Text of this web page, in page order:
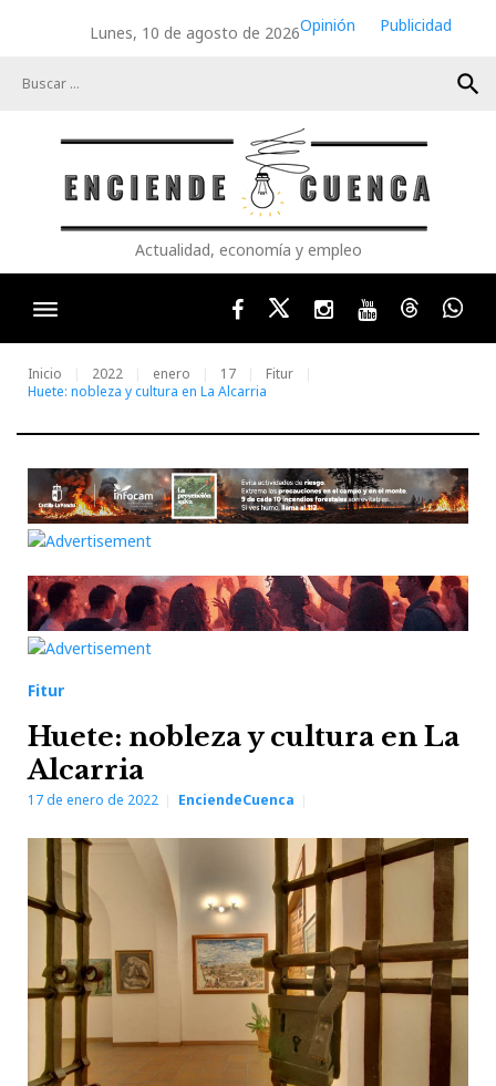
Lunes, 10 de agosto de 2026Opinión
Publicidad
search
Actualidad, economía y empleo
FacebookTwitterInstagram
YoutubeThreads
Inicio 2022 enero 17
Fitur
Huete: nobleza y cultura en La Alcarria
Fitur
Huete: nobleza y cultura en La
Alcarria
17 de enero de 2022 EnciendeCuenca